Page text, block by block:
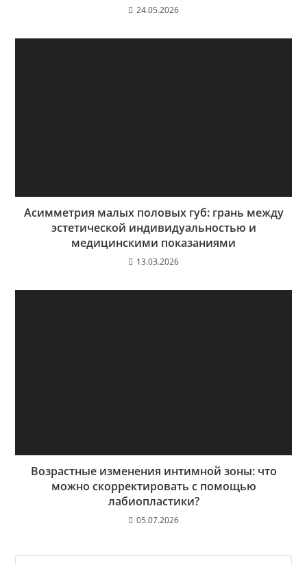
24.05.2026
Асимметрия малых половых губ: грань между
эстетической индивидуальностью и
медицинскими показаниями
13.03.2026
Возрастные изменения интимной зоны: что
можно скорректировать с помощью
лабиопластики?
05.07.2026